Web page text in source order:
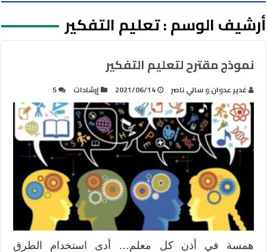
أرشيف الوسم :تعليم التفكير
نموذج مقترح لتعليم التفكير
غدير عدوان و سالي ناصر 2021/06/14 إرشادات 5
همسة في أذن كل معلم… أدى استخدام الطرق